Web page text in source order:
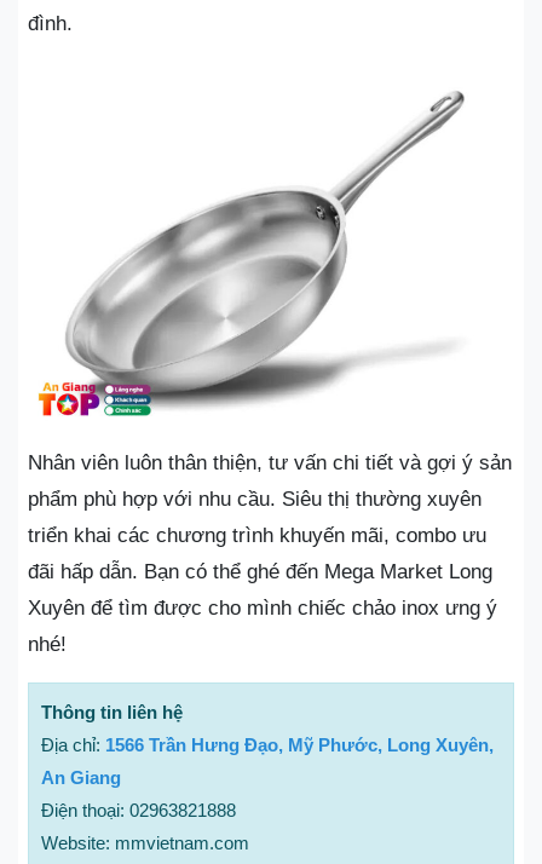
đình.
Nhân viên luôn thân thiện, tư vấn chi tiết và gợi ý sản
phẩm phù hợp với nhu cầu. Siêu thị thường xuyên
triển khai các chương trình khuyến mãi, combo ưu
đãi hấp dẫn. Bạn có thể ghé đến Mega Market Long
Xuyên để tìm được cho mình chiếc chảo inox ưng ý
nhé!
Thông tin liên hệ
Địa chỉ: 1566 Trần Hưng Đạo, Mỹ Phước, Long Xuyên,
An Giang
Điện thoại: 02963821888
Website: mmvietnam.com